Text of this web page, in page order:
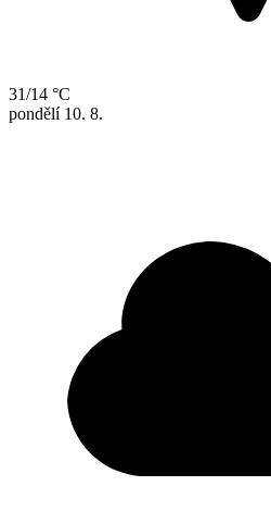
31/14 °C
pondělí 10. 8.